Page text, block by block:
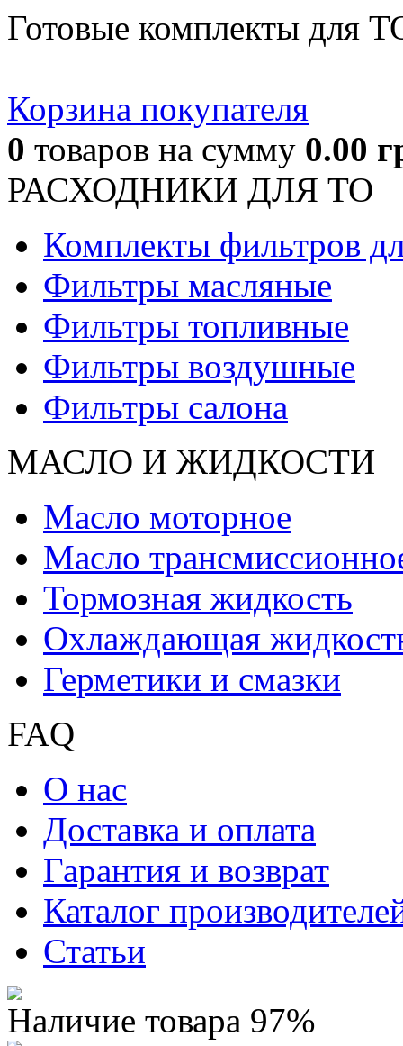
Готовые комплекты для
Корзина покупателя
0 товаров на сумму 0.00
РАСХОДНИКИ ДЛЯ ТО
Комплекты фильтров
Фильтры масляные
Фильтры топливные
Фильтры воздушные
Фильтры салона
МАСЛО И ЖИДКОCТИ
Масло моторное
Масло
Тормозная жидкость
Охлаждающая
Герметики и смазки
FAQ
О нас
Доставка и оплата
Гарантия и возврат
Каталог
Статьи
Наличие товара 97%